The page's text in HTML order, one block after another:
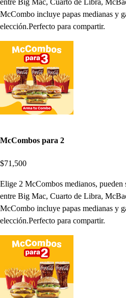
McCombo incluye papas medianas y
elección.Perfecto para compartir.
McCombos para 2
$71,500
Elige 2 McCombos medianos, pueden
entre Big Mac, Cuarto de Libra,
McCombo incluye papas medianas y
elección.Perfecto para compartir.